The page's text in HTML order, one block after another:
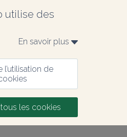
utilise des
En savoir plus
l’utilisation de
tous les cookies